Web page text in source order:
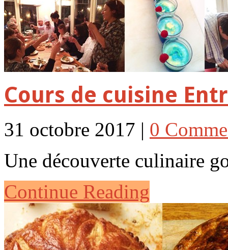
Cours de cuisine
31 octobre 2017 | 0
Une découverte culinaire
Continue Reading